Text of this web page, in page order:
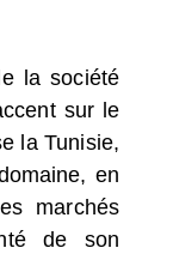
la société
sur le
la Tunisie,
en
marchés
de son